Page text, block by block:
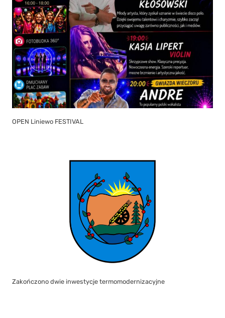
OPEN Liniewo FESTIVAL
Zakończono dwie inwestycje termomodernizacyjne